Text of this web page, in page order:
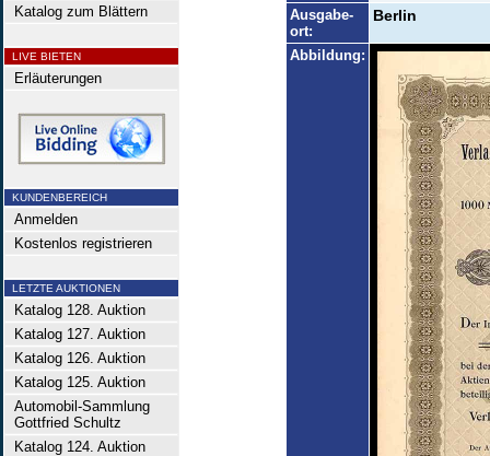
Katalog zum Blättern
LIVE BIETEN
Erläuterungen
KUNDENBEREICH
Anmelden
Kostenlos registrieren
LETZTE AUKTIONEN
Katalog 128. Auktion
Katalog 127. Auktion
Katalog 126. Auktion
Katalog 125. Auktion
Automobil-Sammlung
Gottfried Schultz
Katalog 124. Auktion
Ausgabe-
ort:
Berlin
Abbildung: